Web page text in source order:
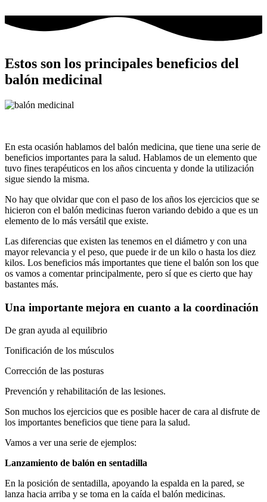
contenido
Estos son los principales beneficios del
balón medicinal
En esta ocasión hablamos del balón medicina, que tiene una serie de
beneficios importantes para la salud. Hablamos de un elemento que
tuvo fines terapéuticos en los años cincuenta y donde la utilización
sigue siendo la misma.
No hay que olvidar que con el paso de los años los ejercicios que se
hicieron con el balón medicinas fueron variando debido a que es un
elemento de lo más versátil que existe.
Las diferencias que existen las tenemos en el diámetro y con una
mayor relevancia y el peso, que puede ir de un kilo o hasta los diez
kilos. Los beneficios más importantes que tiene el balón son los que
os vamos a comentar principalmente, pero sí que es cierto que hay
bastantes más.
Una importante mejora en cuanto a la coordinación
De gran ayuda al equilibrio
Tonificación de los músculos
Corrección de las posturas
Prevención y rehabilitación de las lesiones.
Son muchos los ejercicios que es posible hacer de cara al disfrute de
los importantes beneficios que tiene para la salud.
Vamos a ver una serie de ejemplos:
Lanzamiento de balón en sentadilla
En la posición de sentadilla, apoyando la espalda en la pared, se
lanza hacia arriba y se toma en la caída el balón medicinas.